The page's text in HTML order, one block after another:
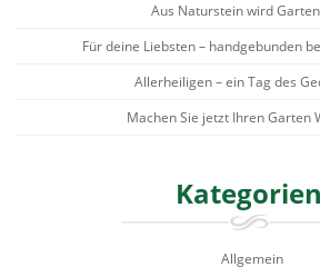
Aus Naturstein wird
Für deine Liebsten – handgebunden
Allerheiligen – ein Tag des
Machen Sie jetzt Ihren Garten
Kategorien
Allgemein